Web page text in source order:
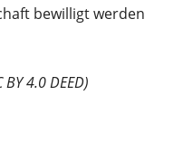
bewilligt werden
4.0 DEED)